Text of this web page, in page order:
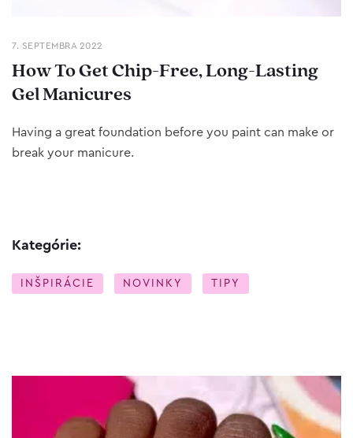
7. SEPTEMBRA 2022
How To Get Chip-Free, Long-Lasting
Gel Manicures
Having a great foundation before you paint can make or
break your manicure.
Kategórie:
INŠPIRÁCIE NOVINKY TIPY